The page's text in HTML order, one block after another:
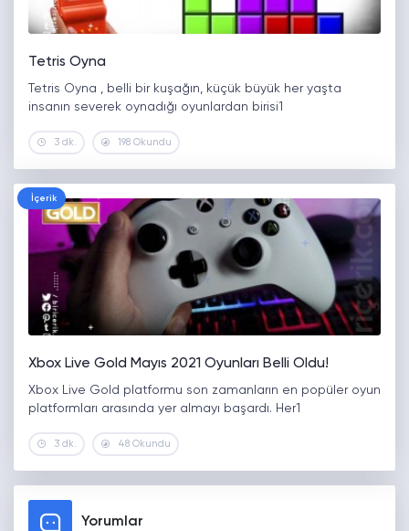
Tetris Oyna
Tetris Oyna , belli bir kuşağın, küçük büyük her yaşta
insanın severek oynadığı oyunlardan birisi1
3 dk. 198 Okundu
İçerik
Xbox Live Gold Mayıs 2021 Oyunları Belli Oldu!
Xbox Live Gold platformu son zamanların en popüler oyun
platformları arasında yer almayı başardı. Her1
3 dk. 48 Okundu
Yorumlar